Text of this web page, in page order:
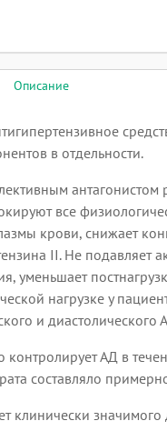
Описание
в отдельности.
антагонистом
все
крови, снижает
II. Не подавляет
уменьшает
нагрузке у
и диастолического
АД в
составляло
клинически